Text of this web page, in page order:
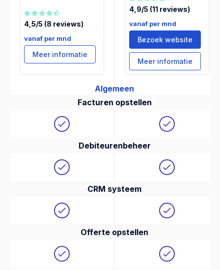
4,5/5 (8 reviews)
vanaf per mnd
Meer informatie
4,9/5 (11 reviews)
vanaf per mnd
Bezoek website
Meer informatie
Algemeen
Facturen opstellen
Debiteurenbeheer
CRM systeem
Offerte opstellen